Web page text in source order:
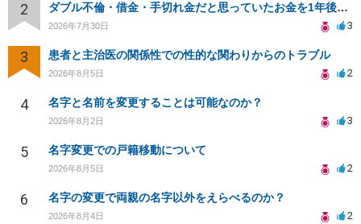
2 ダブル不倫・借金・手切れ金だと思っていたお金を1年後いまさら脅迫罪として通知書が来てまとめて請求
2026年7月30日 3
3 患者と主治医の関係性での性的な関わりからのトラブル
2026年8月5日 2
4 名字と名前を変更することは可能なのか？
2026年8月2日 3
5 名字変更での戸籍移動について
2026年8月5日 2
6 名字の変更で両親の名字以外をえらべるのか？
2026年8月4日 2